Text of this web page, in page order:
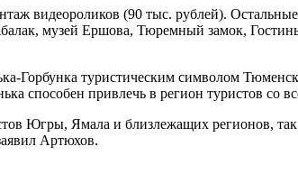
видеороликов (90 тыс. рублей).
музей Ершова, Тюремный замок,
Горбунка туристическим символом
способен привлечь в регион туристов со
Югры, Ямала и близлежащих регионов,
Артюхов.